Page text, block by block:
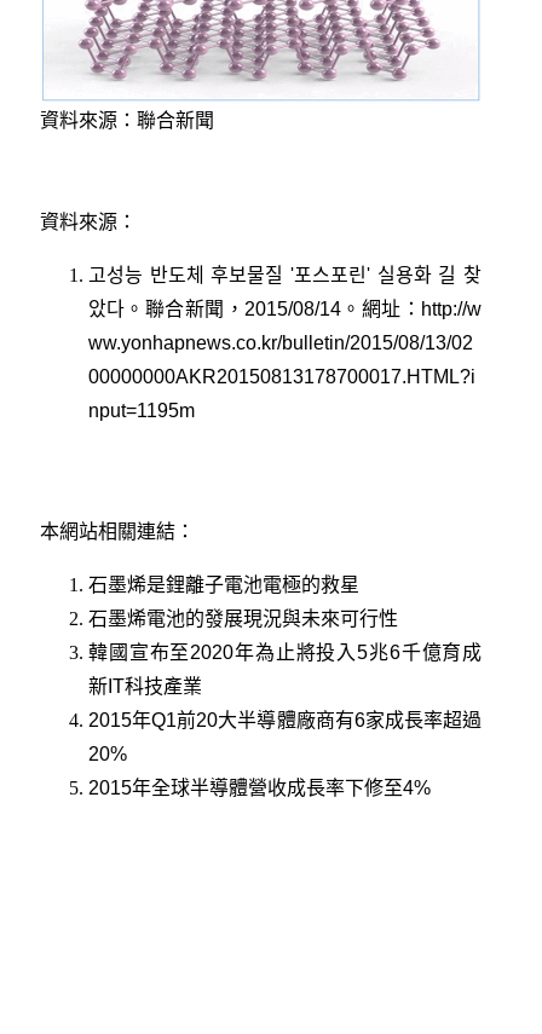
資料來源：聯合新聞
資料來源：
고성능 반도체 후보물질 '포스포린' 실용화 길 찾
았다 。 聯合新聞 ，2015/08/14 。網址 ： http://w
ww.yonhapnews.co.kr/bulletin/2015/08/13/02
00000000AKR20150813178700017.HTML?i
nput=1195m
本網站相關連結：
石墨烯是鋰離子電池電極的救星
石墨烯電池的發展現況與未來可行性
韓國宣布至2020年為止將投入5兆6千億育成
新IT科技產業
2015年Q1前20大半導體廠商有6家成長率超過
20%
2015年全球半導體營收成長率下修至4%